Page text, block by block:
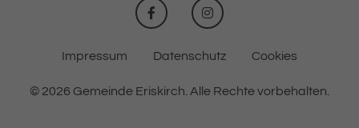
FACEBOOKINSTAGRAM
Impressum Datenschutz Cookies
© 2026 Gemeinde Eriskirch. Alle Rechte vorbehalten.